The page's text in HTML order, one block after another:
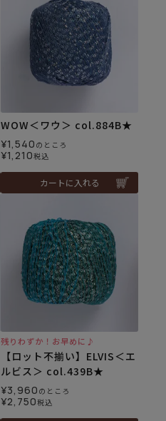
WOW＜ワウ＞ col.884B★
¥1,540 のところ
¥1,210税込
カートに入れる
残りわずか！お早めに♪
【ロット不揃い】ELVIS＜エ
ルビス＞ col.439B★
¥3,960 のところ
¥2,750税込